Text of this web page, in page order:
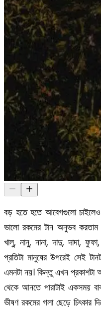
বড় হতে হতে আবেগগুলো চাইলেও
ভালো রকমের টান অনুভব করতাম
খালু, নানু, নানা, দাদু, দাদা,
প্রতিটা মানুষের উপরেই সেই
এমনটা নয়। কিন্তু এখন প্রকাশটা
থেকে আনতে পারাটাই একসময়
ভীষণ রকমের গলা ছেড়ে চিৎকার